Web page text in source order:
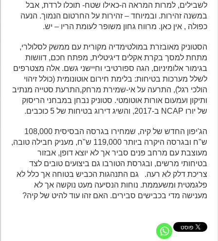
לשבילים, למרות המראה ה-כאילו שטח- תוכלו לרדת, אבל
במשנה זהירות. ובמיוחד – זהירות על החרטום הנמוך. הנעה
כפולה , אין כאן. מרווח גחון משופר לעומת הריו – יש.
הסטוניק מאובזרת במולטימדיה מקורית עם ממשק לסלולרי,
מתחת למסך בקרת אקלים דיגיטלית, מפתח חכם, דוושות
בגימור אלומיניום, הגה ספורטיבי וחיישני גשם. אלה מצטרפים
לשלל מערכות בטיחות: בלימת חירום אוטונומית (כולל זיהוי
הולכי רגל), התרעה על אי-שמירת מרחק,התרעת סטייה מנתיב
ותיקון ועמעום אורות אוטומטי. סטוניק נבחן במבחני הריסוק
של יורו NCAP ב-2017, והשיג דירוג בטיחות של 5 כוכבים.
הג'יפון החדש של קיה, שמחירו בגרסה הבסיסית 108,000
ש"ח ובגרסה היקרה ביותר 119,000 ש"ח, מעניק חבילה טובה,
מעוצבת עם מרחב פנים סביר אך לא יוצא דופן, אבזור
בטיחותי מרשים, ובגרסת הטורבו גם ביצועים טובים לצד
צריכת דלק לא רעה. גם התנהגות הכביש בטוחה אך כלל לא
פלגמטית ומשעממת. נוחות הנסיעה מעט נוקשה אך לא
מענישה מדי בכבישים סבירים. האם זהו עוד להיט של קיה?